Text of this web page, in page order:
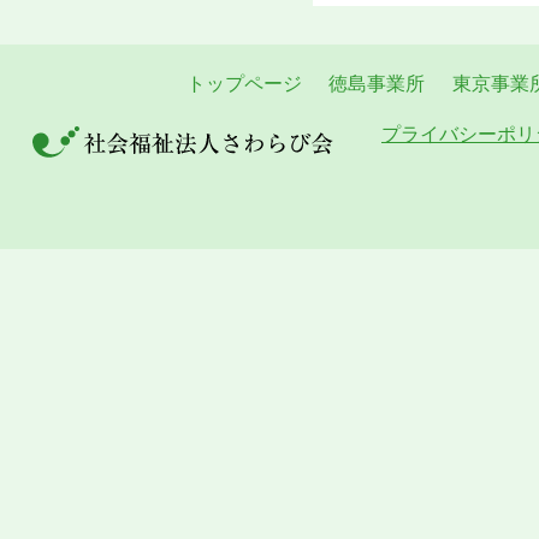
トップページ 徳島事業所 東京事業
プライバシーポ